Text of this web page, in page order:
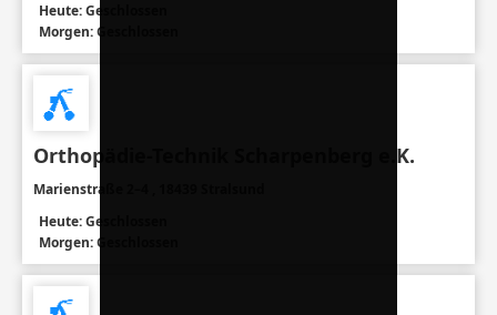
Heute: Geschlossen
Morgen: Geschlossen
Orthopädie-Technik Scharpenberg e.K.
Marienstraße 2–4 , 18439 Stralsund
Heute: Geschlossen
Morgen: Geschlossen